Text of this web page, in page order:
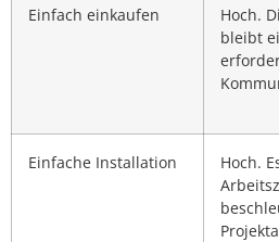
Einfach einkaufen
Hoch.
bleibt
Einfache Installation
Hoch.